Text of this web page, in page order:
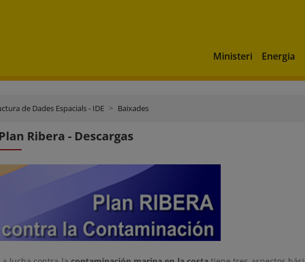
Ministeri Energia
de Dades Espacials - IDE Baixades
Plan Ribera - Descargas